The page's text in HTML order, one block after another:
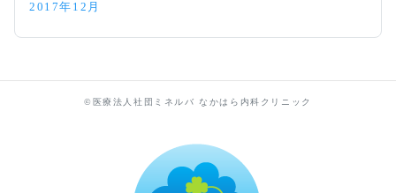
2017年12月
©医療法人社団ミネルバ なかはら内科クリニック